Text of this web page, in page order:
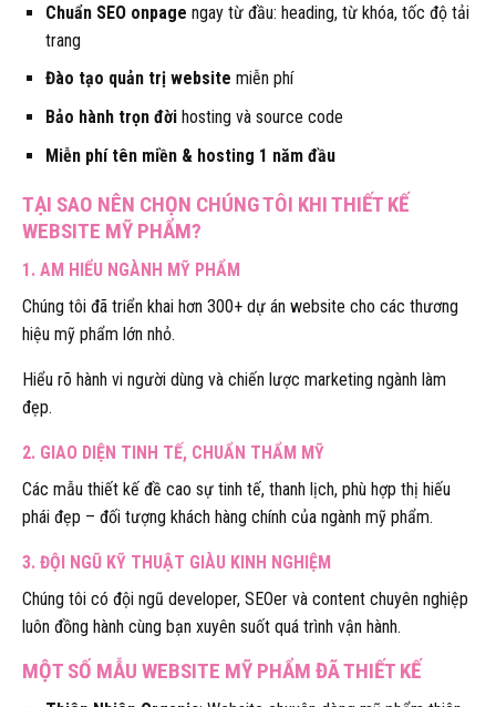
Chuẩn SEO onpage ngay từ đầu: heading, từ khóa, tốc độ tải
trang
Đào tạo quản trị website miễn phí
Bảo hành trọn đờihosting và source code
Miễn phí tên miền & hosting 1 năm đầu
TẠI SAO NÊN CHỌN CHÚNG TÔI KHI THIẾT KẾ
WEBSITE MỸ PHẨM?
1. AM HIỂU NGÀNH MỸ PHẨM
Chúng tôi đã triển khai hơn 300+ dự án website cho các thương
hiệu mỹ phẩm lớn nhỏ.
Hiểu rõ hành vi người dùng và chiến lược marketing ngành làm
đẹp.
2. GIAO DIỆN TINH TẾ, CHUẨN THẨM MỸ
Các mẫu thiết kế đề cao sự tinh tế, thanh lịch, phù hợp thị hiếu
phái đẹp – đối tượng khách hàng chính của ngành mỹ phẩm.
3. ĐỘI NGŨ KỸ THUẬT GIÀU KINH NGHIỆM
Chúng tôi có đội ngũ developer, SEOer và content chuyên nghiệp
luôn đồng hành cùng bạn xuyên suốt quá trình vận hành.
MỘT SỐ MẪU WEBSITE MỸ PHẨM ĐÃ THIẾT KẾ